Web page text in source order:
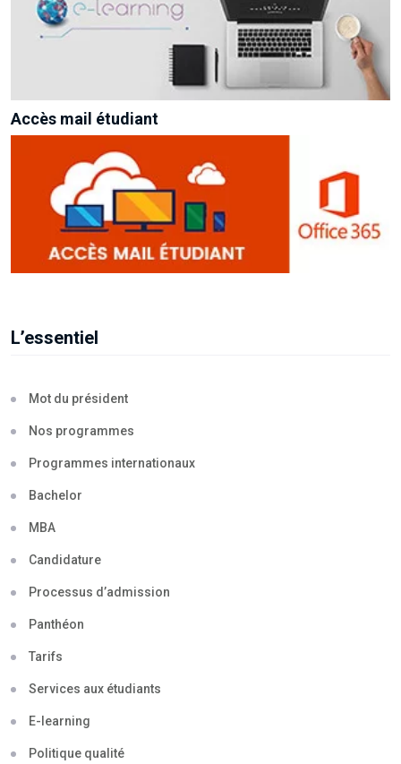
Accès mail étudiant
L’essentiel
Mot du président
Nos programmes
Programmes internationaux
Bachelor
MBA
Candidature
Processus d’admission
Panthéon
Tarifs
Services aux étudiants
E-learning
Politique qualité